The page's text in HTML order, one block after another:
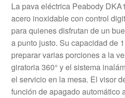
La pava eléctrica Peabody
acero inoxidable con control
para quienes disfrutan de un
a punto justo. Su capacidad de
preparar varias porciones a la
giratoria 360° y el sistema
el servicio en la mesa. El visor
función de apagado automático